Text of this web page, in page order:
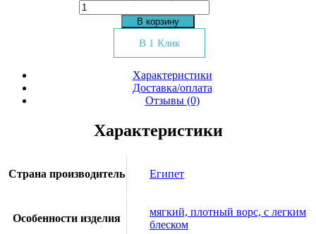
В корзину
В 1 Клик
Характеристики
Доставка/оплата
Отзывы (0)
Характеристики
Страна производитель Египет
Особенности изделия
мягкий, плотный ворс, с легким
блеском